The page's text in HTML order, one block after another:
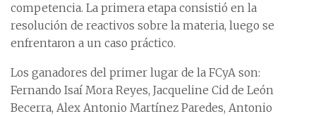
competencia. La primera etapa consistió en la
resolución de reactivos sobre la materia, luego se
enfrentaron a un caso práctico.
Los ganadores del primer lugar de la FCyA son:
Fernando Isaí Mora Reyes, Jacqueline Cid de León
Becerra, Alex Antonio Martínez Paredes, Antonio